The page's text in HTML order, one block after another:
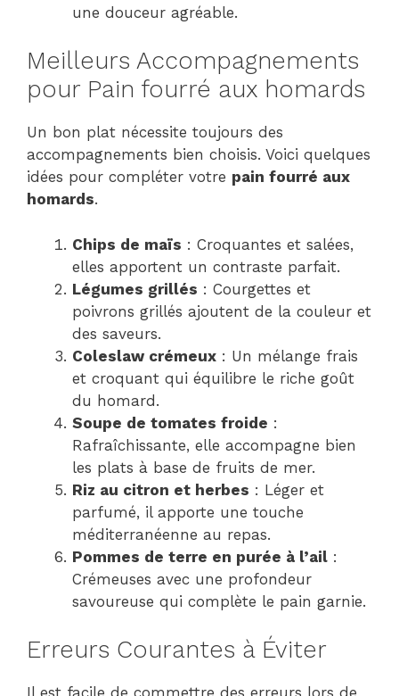
une douceur agréable.
Meilleurs Accompagnements
pour Pain fourré aux homards
Un bon plat nécessite toujours des
accompagnements bien choisis. Voici quelques
idées pour compléter votre pain fourré aux
homards.
Chips de maïs : Croquantes et salées,
elles apportent un contraste parfait.
Légumes grillés : Courgettes et
poivrons grillés ajoutent de la couleur et
des saveurs.
Coleslaw crémeux : Un mélange frais
et croquant qui équilibre le riche goût
du homard.
Soupe de tomates froide :
Rafraîchissante, elle accompagne bien
les plats à base de fruits de mer.
Riz au citron et herbes : Léger et
parfumé, il apporte une touche
méditerranéenne au repas.
Pommes de terre en purée à l’ail :
Crémeuses avec une profondeur
savoureuse qui complète le pain garnie.
Erreurs Courantes à Éviter